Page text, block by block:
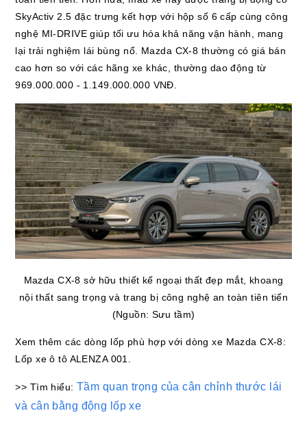
SkyActiv 2.5 đặc trưng kết hợp với hộp số 6 cấp cùng công
nghệ MI-DRIVE giúp tối ưu hóa khả năng vận hành, mang
lại trải nghiệm lái bùng nổ. Mazda CX-8 thường có giá bán
cao hơn so với các hãng xe khác, thường dao động từ
969.000.000 - 1.149.000.000 VNĐ.
Mazda CX-8 sở hữu thiết kế ngoại thất đẹp mắt, khoang
nội thất sang trọng và trang bị công nghệ an toàn tiên tiến
(Nguồn: Sưu tầm)
Xem thêm các dòng lốp phù hợp với dòng xe Mazda CX-8:
Lốp xe ô tô ALENZA 001.
>> Tìm hiểu:Tầm quan trọng của cân chỉnh thước lái
và cân bằng động lốp xe